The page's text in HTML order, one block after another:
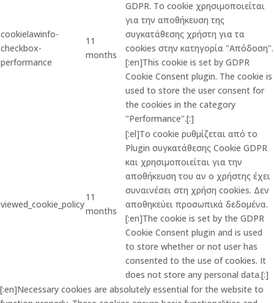
cookielawinfo-
checkbox-
performance
11
months
GDPR. Το cookie χρησιμοποιείται
για την αποθήκευση της
συγκατάθεσης χρήστη για τα
cookies στην κατηγορία "Απόδοση".
[:en]This cookie is set by GDPR
Cookie Consent plugin. The cookie is
used to store the user consent for
the cookies in the category
"Performance".[:]
viewed_cookie_policy
11
months
[:el]Το cookie ρυθμίζεται από το
Plugin συγκατάθεσης Cookie GDPR
και χρησιμοποιείται για την
αποθήκευση του αν ο χρήστης έχει
συναινέσει στη χρήση cookies. Δεν
αποθηκεύει προσωπικά δεδομένα.
[:en]The cookie is set by the GDPR
Cookie Consent plugin and is used
to store whether or not user has
consented to the use of cookies. It
does not store any personal data.[:]
[:en]Necessary cookies are absolutely essential for the website to